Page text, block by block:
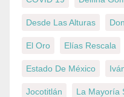
Desde Las Alturas
El Oro Elías Rescala
Estado De México
Jocotitlán La Mayoría